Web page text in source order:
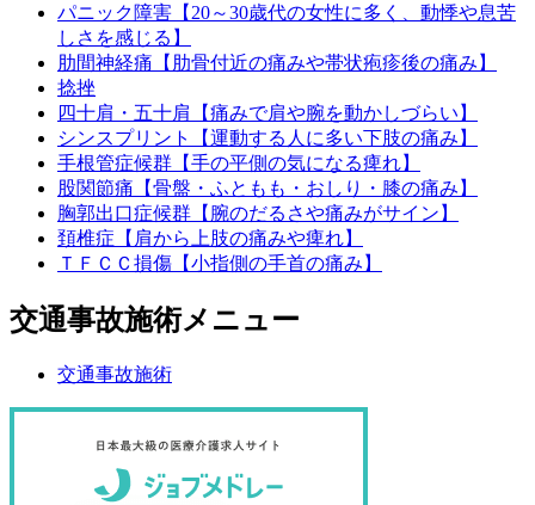
パニック障害【20～30歳代の女性に多く、動悸や息苦
しさを感じる】
肋間神経痛【肋骨付近の痛みや帯状疱疹後の痛み】
捻挫
四十肩・五十肩【痛みで肩や腕を動かしづらい】
シンスプリント【運動する人に多い下肢の痛み】
手根管症候群【手の平側の気になる痺れ】
股関節痛【骨盤・ふともも・おしり・膝の痛み】
胸郭出口症候群【腕のだるさや痛みがサイン】
頚椎症【肩から上肢の痛みや痺れ】
ＴＦＣＣ損傷【小指側の手首の痛み】
交通事故施術メニュー
交通事故施術